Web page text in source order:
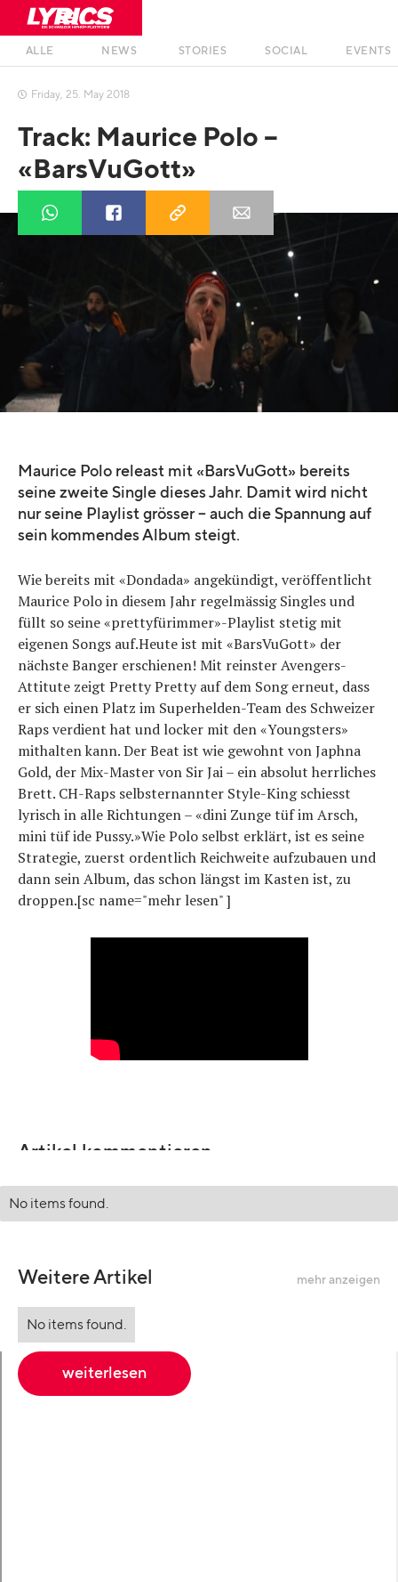
ALLE NEWS STORIES SOCIAL EVENTS
 Friday, 25. May 2018
Track: Maurice Polo –
«BarsVuGott»
Maurice Polo releast mit «BarsVuGott» bereits
seine zweite Single dieses Jahr. Damit wird nicht
nur seine Playlist grösser – auch die Spannung auf
sein kommendes Album steigt.
Wie bereits mit «Dondada» angekündigt, veröffentlicht
Maurice Polo in diesem Jahr regelmässig Singles und
füllt so seine «prettyfürimmer»-Playlist stetig mit
eigenen Songs auf.Heute ist mit «BarsVuGott» der
nächste Banger erschienen! Mit reinster Avengers-
Attitute zeigt Pretty Pretty auf dem Song erneut, dass
er sich einen Platz im Superhelden-Team des Schweizer
Raps verdient hat und locker mit den «Youngsters»
mithalten kann. Der Beat ist wie gewohnt von Japhna
Gold, der Mix-Master von Sir Jai – ein absolut herrliches
Brett. CH-Raps selbsternannter Style-King schiesst
lyrisch in alle Richtungen – «dini Zunge tüf im Arsch,
mini tüf ide Pussy.»Wie Polo selbst erklärt, ist es seine
Strategie, zuerst ordentlich Reichweite aufzubauen und
dann sein Album, das schon längst im Kasten ist, zu
droppen.[sc name="mehr lesen" ]
Artikel kommentieren
No items found.
Weitere Artikel mehr anzeigen
No items found.
weiterlesen